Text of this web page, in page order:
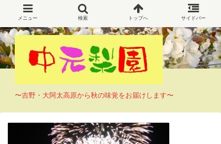
〜吉野・大阿太高原から秋の味覚をお届けします〜